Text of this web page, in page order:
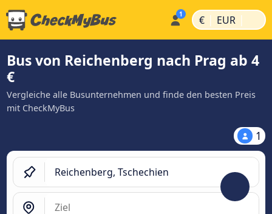
€ | EUR |
Bus von Reichenberg nach Prag ab 4
€
Vergleiche alle Busunternehmen und finde den besten Preis
mit CheckMyBus
1